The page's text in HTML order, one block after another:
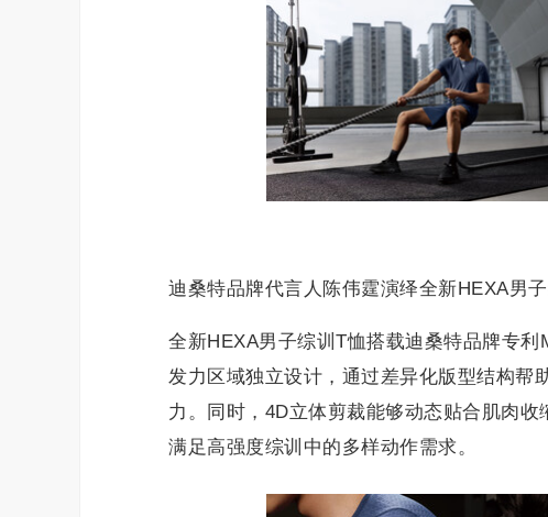
迪桑特品牌代言人陈伟霆演绎全新HEXA男
全新HEXA男子综训T恤搭载迪桑特品牌专
发力区域独立设计，通过差异化版型结构帮
力。同时，4D立体剪裁能够动态贴合肌肉
满足高强度综训中的多样动作需求。